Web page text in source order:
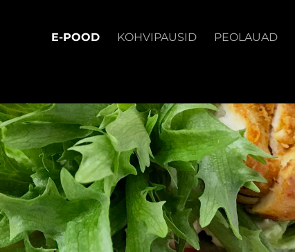
E-POOD KOHVIPAUSID PEOLAUAD